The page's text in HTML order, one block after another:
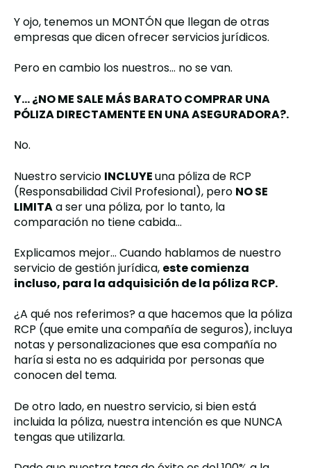
Y ojo, tenemos un MONTÓN que llegan de otras
empresas que dicen ofrecer servicios jurídicos.
Pero en cambio los nuestros… no se van.
Y… ¿NO ME SALE MÁS BARATO COMPRAR UNA
PÓLIZA DIRECTAMENTE EN UNA ASEGURADORA?.
No.
Nuestro servicio INCLUYEuna póliza de RCP
(Responsabilidad Civil Profesional), pero NO SE
LIMITAa ser una póliza, por lo tanto, la
comparación no tiene cabida…
Explicamos mejor… Cuando hablamos de nuestro
servicio de gestión jurídica, este comienza
incluso, para la adquisición de la póliza RCP.
¿A qué nos referimos? a que hacemos que la póliza
RCP (que emite una compañía de seguros), incluya
notas y personalizaciones que esa compañía no
haría si esta no es adquirida por personas que
conocen del tema.
De otro lado, en nuestro servicio, si bien está
incluida la póliza, nuestra intención es que NUNCA
tengas que utilizarla.